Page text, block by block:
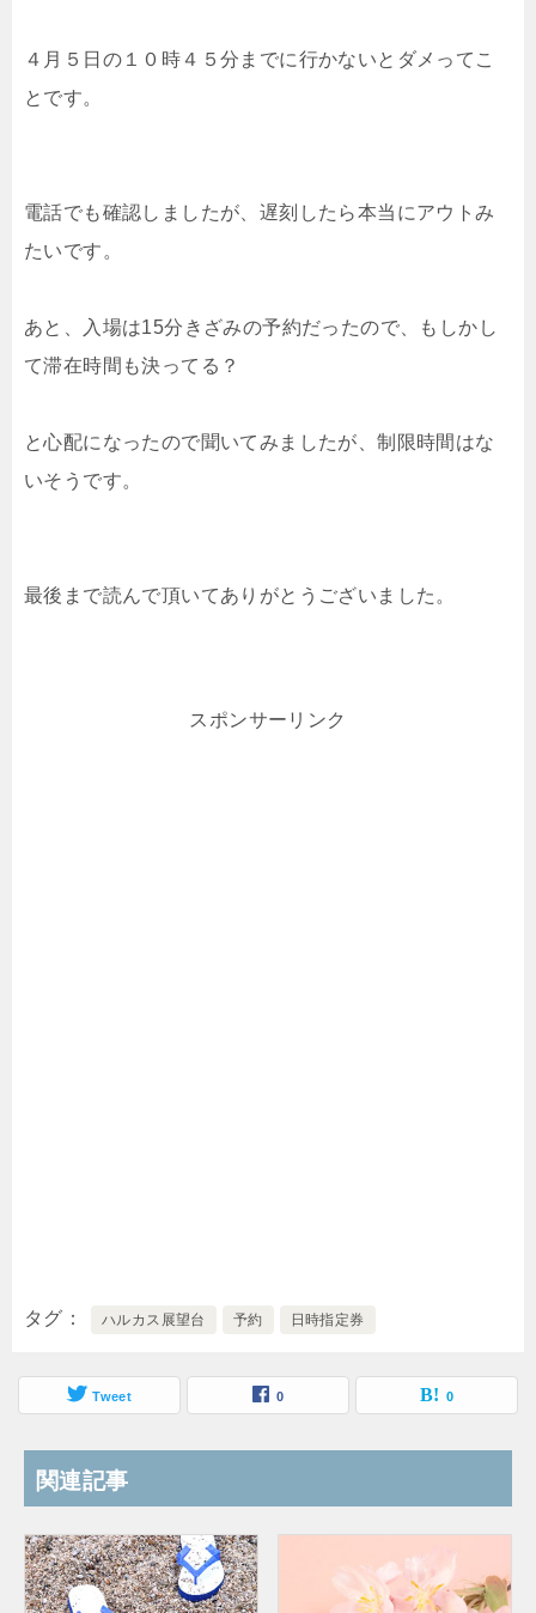
４月５日の１０時４５分までに行かないとダメってこ
とです。
電話でも確認しましたが、遅刻したら本当にアウトみ
たいです。
あと、入場は15分きざみの予約だったので、もしかし
て滞在時間も決ってる？
と心配になったので聞いてみましたが、制限時間はな
いそうです。
最後まで読んで頂いてありがとうございました。
スポンサーリンク
タグ ハルカス展望台 予約 日時指定券
Tweet 0 0
関連記事